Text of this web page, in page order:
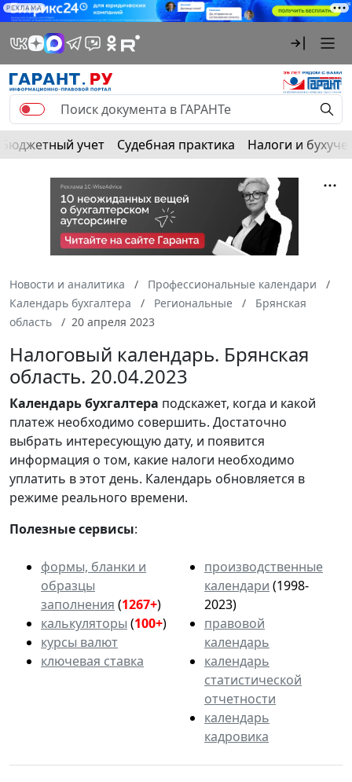
РЕКЛАМА
Бюджетный учет Судебная практика Налоги и
Новости и аналитика
Профессиональные календари
Календарь бухгалтера
Региональные
Брянская
область
20 апреля 2023
Налоговый календарь. Брянская
область. 20.04.2023
Календарьбухгалтера подскажет, когда и какой
платеж необходимо совершить. Достаточно
выбрать интересующую дату, и появится
информация о том, какие налоги необходимо
уплатить в этот день. Календарь обновляется в
режиме реального времени.
Полезные сервисы:
формы, бланки и
образцы
заполнения (1267+)
калькуляторы (100+)
курсы валют
ключевая ставка
производственные
календари (1998-
2023)
правовой
календарь
календарь
статистической
отчетности
календарь
кадровика